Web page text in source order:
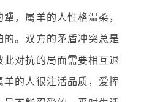
，属羊的人性格温柔，
。双方的矛盾冲突总是
对抗的局面需要相互退
的人很注活品质，爱挥